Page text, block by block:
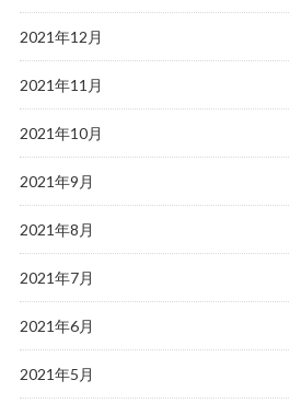
2021年12月
2021年11月
2021年10月
2021年9月
2021年8月
2021年7月
2021年6月
2021年5月